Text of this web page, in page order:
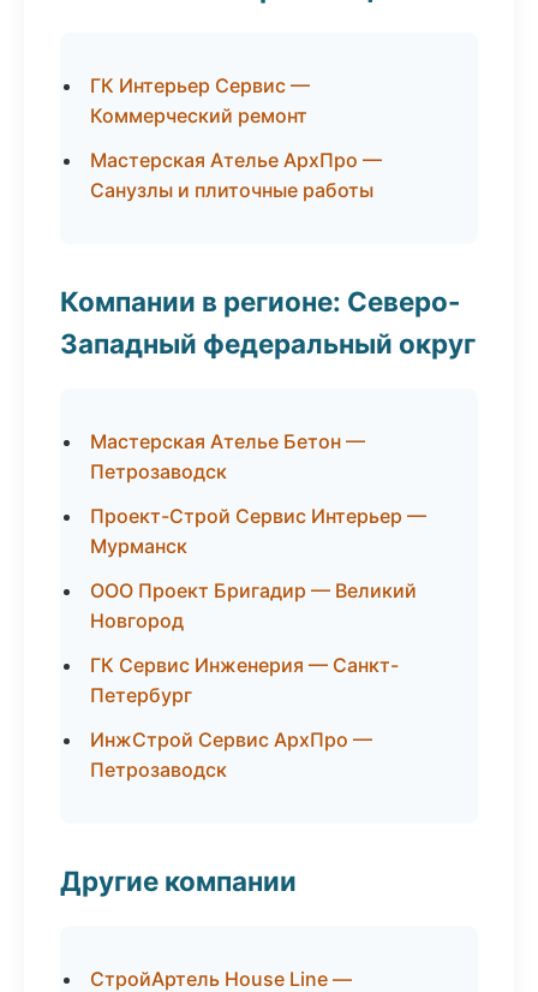
ГК Интерьер Сервис —
Коммерческий ремонт
Мастерская Ателье АрхПро —
Санузлы и плиточные работы
Компании в регионе: Северо-
Западный федеральный округ
Мастерская Ателье Бетон —
Петрозаводск
Проект-Строй Сервис Интерьер —
Мурманск
ООО Проект Бригадир — Великий
Новгород
ГК Сервис Инженерия — Санкт-
Петербург
ИнжСтрой Сервис АрхПро —
Петрозаводск
Другие компании
СтройАртель House Line —